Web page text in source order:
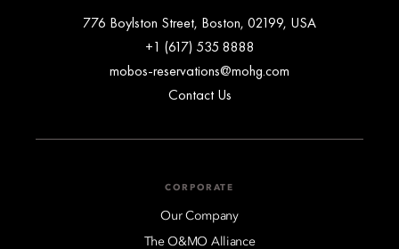
776 Boylston Street, Boston, 02199, USA
+1 (617) 535 8888
mobos-reservations@mohg.com
Contact Us
CORPORATE
Our Company
The O&MO Alliance